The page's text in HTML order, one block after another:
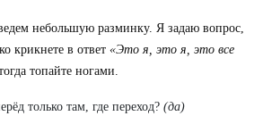
небольшую разминку. Я задаю вопрос,
крикнете в ответ«Это я, это я, это все
топайте ногами.
только там, где переход? (да)